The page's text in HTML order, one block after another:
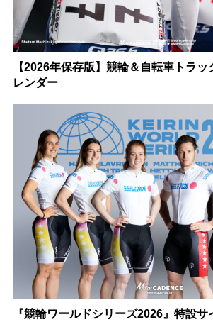
【2026年保存版】競輪＆自転車トラ
レンダー
『競輪ワールドシリーズ2026』特設サ